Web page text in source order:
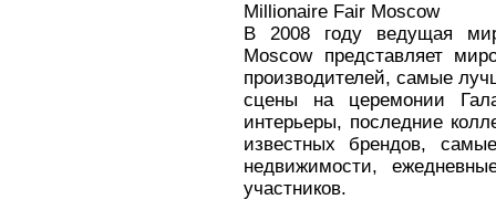
Millionaire Fair Moscow
В 2008 году ведущая
Moscow представляет
производителей, самые
сцены на церемонии
интерьеры, последние
известных брендов,
недвижимости,
участников.